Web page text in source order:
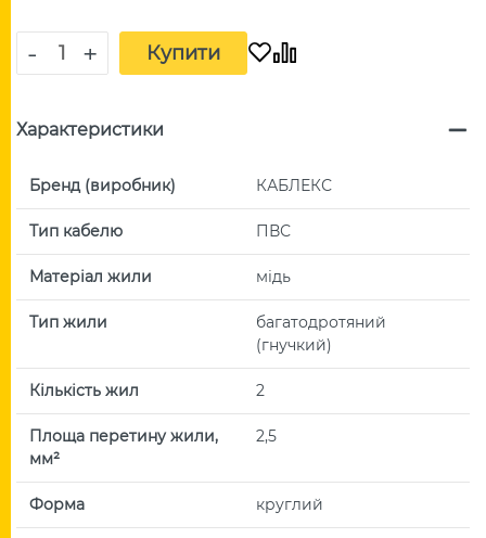
- + Купити
Характеристики
Бренд (виробник) КАБЛЕКС
Тип кабелю ПВС
Матеріал жили мідь
Тип жили
багатодротяний
(гнучкий)
Кількість жил 2
Площа перетину жили,
мм²
2,5
Форма круглий